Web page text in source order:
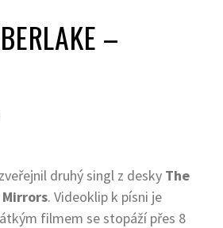
–
zveřejnil druhý singl z desky The
Mirrors. Videoklip k písni je
filmem se stopáží přes 8